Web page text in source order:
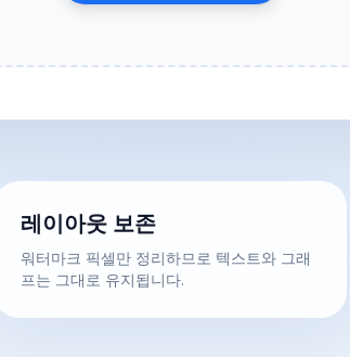
레이아웃 보존
워터마크 픽셀만 정리하므로 텍스트와 그래
프는 그대로 유지됩니다.